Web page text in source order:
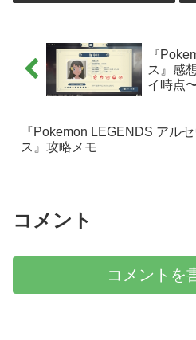
『
ス』感
イ時点
『Pokemon LEGENDS アルセ
ス』攻略メモ
コメント
コメントを